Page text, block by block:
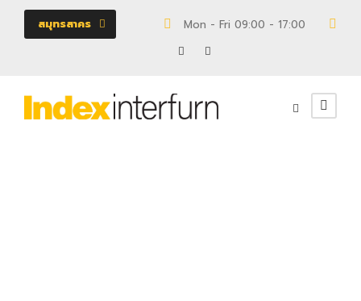
สมุทรสาคร Mon - Fri 09:00 - 17:00